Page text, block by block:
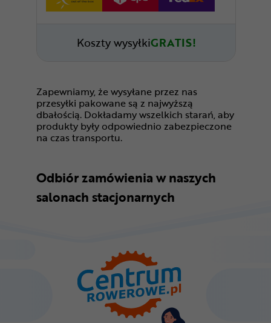
Koszty wysyłkiGRATIS!
Zapewniamy, że wysyłane przez nas
przesyłki pakowane są z najwyższą
dbałością. Dokładamy wszelkich starań, aby
produkty były odpowiednio zabezpieczone
na czas transportu.
Odbiór zamówienia w naszych
salonach stacjonarnych